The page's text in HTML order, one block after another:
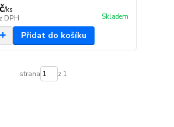
/ks
DPH Skladem
Přidat do košíku
strana z 1